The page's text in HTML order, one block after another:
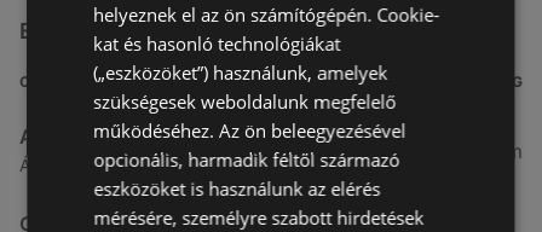
Egyéb Szupermarketek üzletek a közelben
CÍM TÁVOLSÁG
Aldi
Ágfalvi út 4/A., 9400 Sopron
3,26 km
CBA
helyeznek el az ön számítógépén. Cookie-
kat és hasonló technológiákat
(„eszközöket”) használunk, amelyek
szükségesek weboldalunk megfelelő
működéséhez. Az ön beleegyezésével
opcionális, harmadik féltől származó
eszközöket is használunk az elérés
mérésére, személyre szabott hirdetések